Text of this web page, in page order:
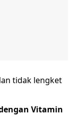
tidak lengket
Vitamin